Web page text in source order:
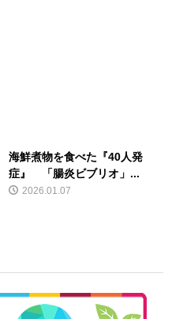
海鮮煮物を食べた『40人発
症』 「腸炎ビブリオ」...
2026.01.07